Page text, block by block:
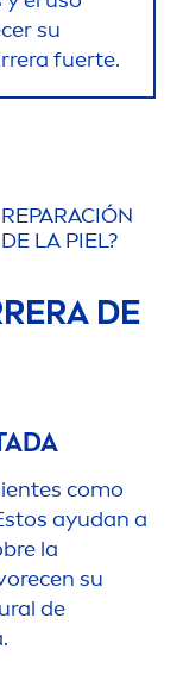
su
fuerte.
LA PIEL?
DE
como
ayudan a
la
su
de